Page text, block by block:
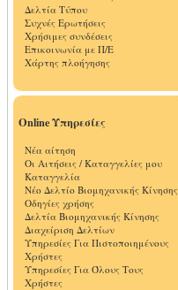
Δελτία Τύπου
Συχνές Ερωτήσεις
Χρήσιμες συνδέσεις
Επικοινωνία με Π/Ε
Χάρτης πλοήγησης
Online Υπηρεσίες
Νέα αίτηση
Οι Αιτήσεις / Καταγγελίες μου
Καταγγελία
Νέο Δελτίο Βιομηχανικής Κίνησης
Οδηγίες χρήσης
Δελτία Βιομηχανικής Κίνησης
Διαχείριση Δελτίων
Υπηρεσίες Για Πιστοποιημένους
Χρήστες
Υπηρεσίες Για Όλους Τους
Χρήστες